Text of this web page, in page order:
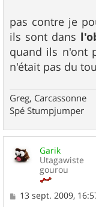
pas contre je
ils sont dans
quand ils n'ont
n'était pas du
Greg, Carcassonne
Spé Stumpjumper
Garik
Utagawiste
gourou
M13 sept. 2009,